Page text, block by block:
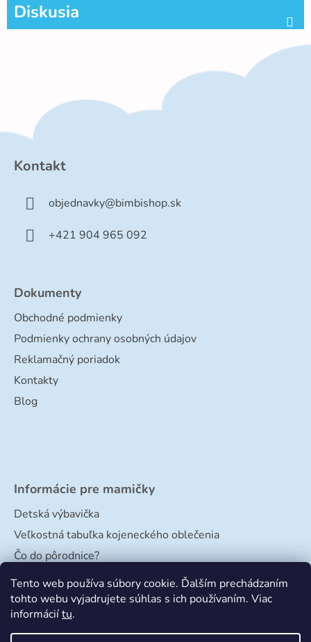
Tento web používa súbory cookie. Ďalším prechádzaním
tohto webu vyjadrujete súhlas s ich používaním. Viac
informáciítu.
Diskusia
Kontakt
objednavky@bimbishop.sk
+421 904 965 092
Dokumenty
Obchodné podmienky
Podmienky ochrany osobných údajov
Reklamačný poriadok
Kontakty
Blog
Informácie pre mamičky
Detská výbavička
Veľkostná tabuľka kojeneckého oblečenia
Čo do pôrodnice?
Veľkostná tabuľka papučiek